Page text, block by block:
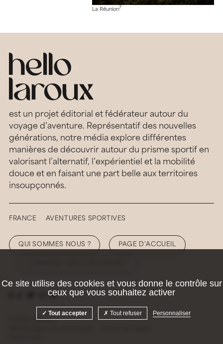
La Réunion7
est un projet éditorial et fédérateur autour du
voyage d’aventure. Représentatif des nouvelles
générations, notre média explore différentes
manières de découvrir autour du prisme sportif en
valorisant l’alternatif, l’expérientiel et la mobilité
douce et en faisant une part belle aux territoires
insoupçonnés.
FRANCE AVENTURES SPORTIVES
QUI SOMMES NOUS ? PAGE D’ACCUEIL
© 2026 Hellolaroux
Ce site utilise des cookies et vous donne le contrôle sur
ceux que vous souhaitez activer
Tout accepter Tout refuser Personnaliser